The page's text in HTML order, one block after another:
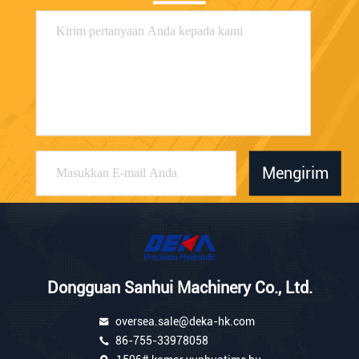
Mengirim
Dongguan Sanhui Machinery Co., Ltd.
oversea.sale@deka-hk.com
86-755-33978058